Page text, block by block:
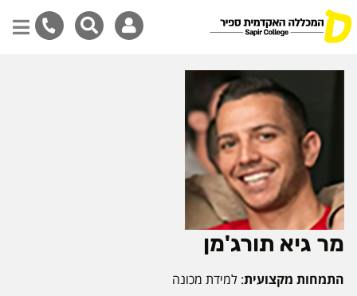
מר גיא תורג'מן
התמחות מקצועית: למידת מכונה